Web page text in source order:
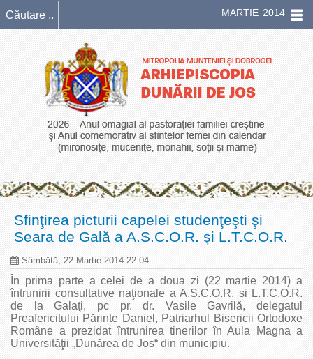
MARTIE 2014
Sfinţirea picturii capelei studenţeşti şi
Seara de Gală a A.S.C.O.R. şi L.T.C.O.R.
Sâmbătă, 22 Martie 2014 22:04
În prima parte a celei de a doua zi (22 martie 2014) a
întrunirii consultative naţionale a A.S.C.O.R. si L.T.C.O.R.
de la Galaţi, pc pr. dr. Vasile Gavrilă, delegatul
Preafericitului Părinte Daniel, Patriarhul Bisericii Ortodoxe
Române a prezidat întrunirea tinerilor în Aula Magna a
Universităţii „Dunărea de Jos“ din municipiu.